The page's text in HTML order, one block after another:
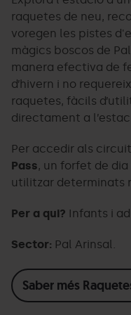
raquetes de neu,
voregen les pistes
màgics boscos de
manera efectiva de
d’hivern i no
raquetes, fàcils
directament a
Per accedir als
Pass, un forfet de
utilitzar determinats
Per a qui? Infants i
Sector: Pal Arinsal.
Saber més